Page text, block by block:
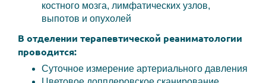
костного мозга, лимфатических узлов,
выпотов и опухолей
В отделении терапевтической реаниматологии
проводится:
Суточное измерение артериального давления